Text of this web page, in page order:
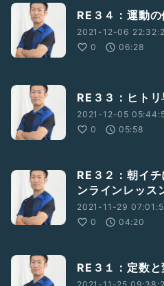
RE３４：運動
2021-12-06
0
06:28
RE３３：ヒト
2021-12-05
0
05:58
RE３２：朝イ
ンラインレッス
2021-11-29
0
04:20
RE３１：定数と